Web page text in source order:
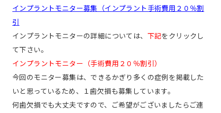
インプラントモニター募集（インプラント手術費用２０％割
引
インプラントモニターの詳細については、 下記をクリックし
て下さい。
インプラントモニター（手術費用２０％割引）
今回のモニター募集は、できるかぎり多くの症例を掲載した
いと思っているため、１歯欠損も募集しています。
何歯欠損でも大丈夫ですので、ご希望がございましたらご連